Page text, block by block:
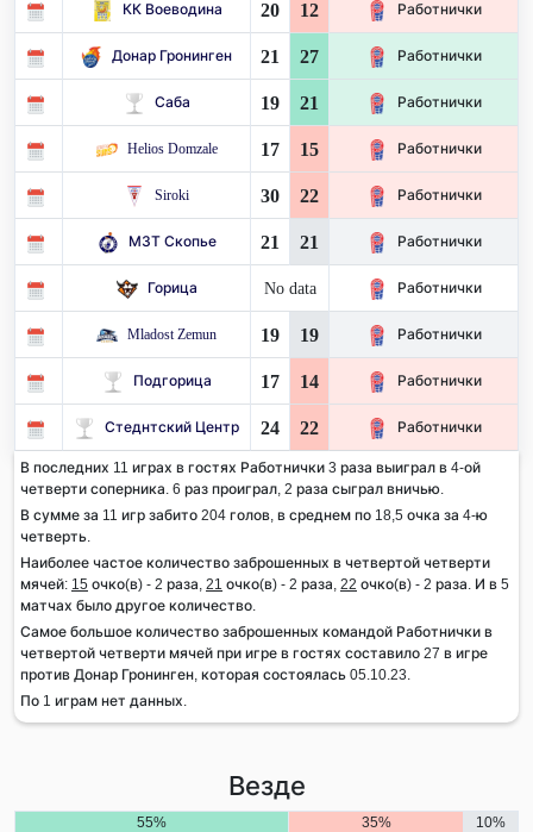
КК Воеводина 20 12 Работнички
Донар Гронинген 21 27 Работнички
Саба 19 21 Работнички
Helios Domzale 17 15 Работнички
Siroki 30 22 Работнички
МЗТ Скопье 21 21 Работнички
Горица No data Работнички
Mladost Zemun 19 19 Работнички
Подгорица 17 14 Работнички
Стеднтский Центр 24 22 Работнички
В последних 11 играх в гостях Работнички 3 раза выиграл в 4-ой
четверти соперника. 6 раз проиграл, 2 раза сыграл вничью.
В сумме за 11 игр забито 204 голов, в среднем по 18,5 очка за 4-ю
четверть.
Наиболее частое количество заброшенных в четвертой четверти
мячей: 15 очко(в) - 2 раза, 21 очко(в) - 2 раза, 22 очко(в) - 2 раза. И в 5
матчах было другое количество.
Самое большое количество заброшенных командой Работнички в
четвертой четверти мячей при игре в гостях составило 27 в игре
против Донар Гронинген, которая состоялась 05.10.23.
По 1 играм нет данных.
Везде
55% 35% 10%